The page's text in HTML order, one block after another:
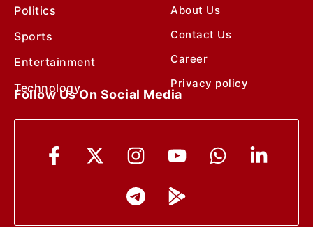
Politics
Sports
Entertainment
Technology
About Us
Contact Us
Career
Privacy policy
Follow Us On Social Media